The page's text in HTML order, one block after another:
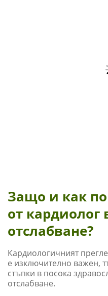
Защо и как
от кардиолог
отслабване?
Кардиологичният
е изключително важен,
стъпки в посока
отслабване.